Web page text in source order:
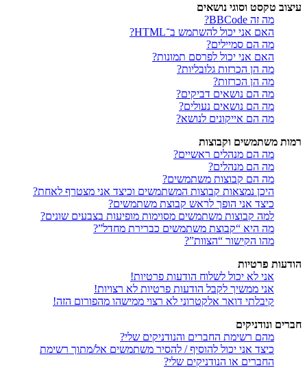
עיצוב טקסט וסוגי נושאים
מה זה BBCode?
האם אני יכול להשתמש ב־HTML?
מה הם סמיילים?
האם אני יכול לפרסם תמונות?
מה הן הכרזות גלובליות?
מה הן הכרזות?
מה הם נושאים דביקים?
מה הם נושאים נעולים?
מה הם אייקונים לנושא?
רמות משתמשים וקבוצות
מה הם מנהלים ראשיים?
מה הם מנהלים?
מה הם קבוצות משתמשים?
היכן נמצאות קבוצות המשתמשים וכיצד אני מצטרף לאחת?
כיצד אני הופך לראש קבוצת משתמשים?
למה קבוצות משתמשים מסוימות מופיעות בצבעים שונים?
מה היא “קבוצת משתמשים כברירת מחדל”?
מהו הקישור “הצוות”?
הודעות פרטיות
אני לא יכול לשלוח הודעות פרטיות!
אני ממשיך לקבל הודעות פרטיות לא רצויות!
קיבלתי דואר אלקטרוני לא רצוי ממישהו מהפורום הזה!
חברים ונודניקים
מהם רשימת החברים והנודניקים שלי?
כיצד אני יכול להוסיף / להסיר משתמשים אל/מתוך רשימת
החברים או הנודניקים שלי?